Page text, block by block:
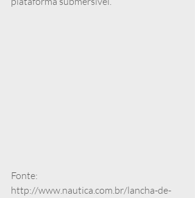
Fonte:
http://www.nautica.com.br/lancha-de-